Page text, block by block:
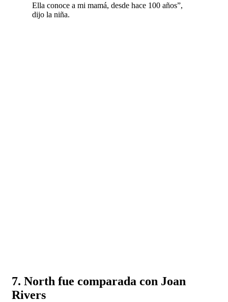
Ella conoce a mi mamá, desde hace 100 años”,
dijo la niña.
7. North fue comparada con Joan
Rivers